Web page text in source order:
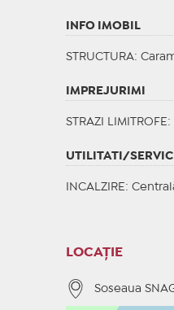
INFO IMOBIL
STRUCTURA:
IMPREJURIMI
STRAZI LIMITROFE :
UTILITATI/
INCALZIRE :
LOCAȚIE
Soseaua